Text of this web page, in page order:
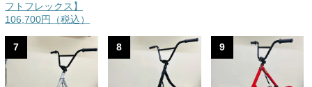
フトフレックス】
106,700円（税込）
7 8 9